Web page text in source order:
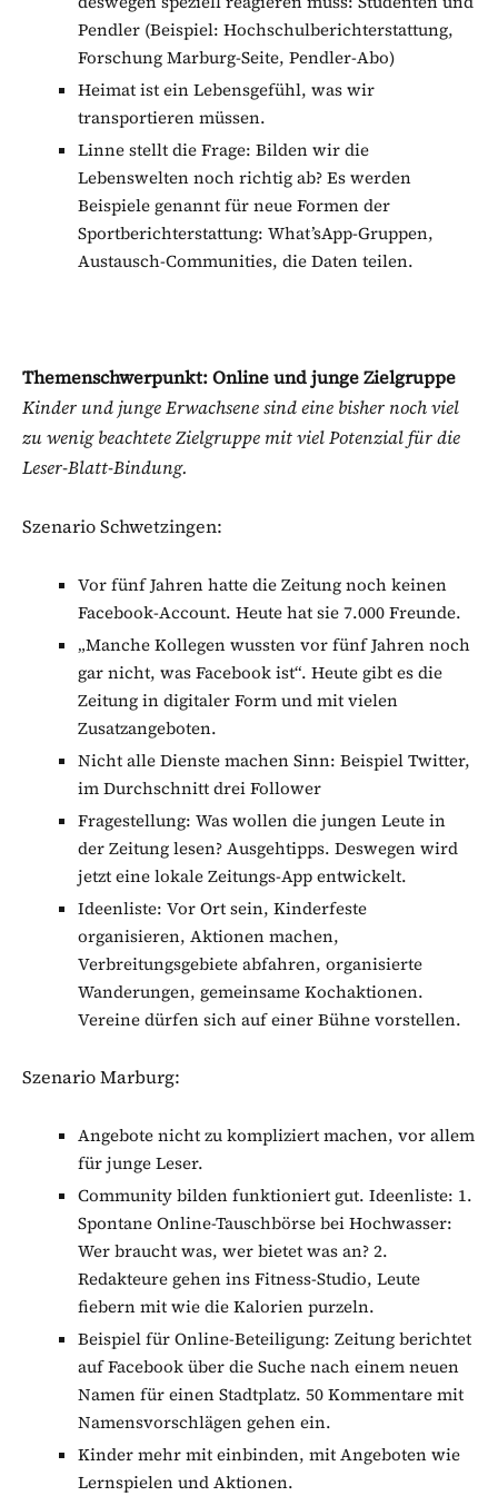
Pendler (Beispiel: Hochschulberichterstattung,
Forschung Marburg-Seite, Pendler-Abo)
Heimat ist ein Lebensgefühl, was wir
transportieren müssen.
Linne stellt die Frage: Bilden wir die
Lebenswelten noch richtig ab? Es werden
Beispiele genannt für neue Formen der
Sportberichterstattung: What’sApp-Gruppen,
Austausch-Communities, die Daten teilen.
Themenschwerpunkt: Online und junge Zielgruppe
Kinder und junge Erwachsene sind eine bisher noch viel
zu wenig beachtete Zielgruppe mit viel Potenzial für die
Leser-Blatt-Bindung.
Szenario Schwetzingen:
Vor fünf Jahren hatte die Zeitung noch keinen
Facebook-Account. Heute hat sie 7.000 Freunde.
„Manche Kollegen wussten vor fünf Jahren noch
gar nicht, was Facebook ist“. Heute gibt es die
Zeitung in digitaler Form und mit vielen
Zusatzangeboten.
Nicht alle Dienste machen Sinn: Beispiel Twitter,
im Durchschnitt drei Follower
Fragestellung: Was wollen die jungen Leute in
der Zeitung lesen? Ausgehtipps. Deswegen wird
jetzt eine lokale Zeitungs-App entwickelt.
Ideenliste: Vor Ort sein, Kinderfeste
organisieren, Aktionen machen,
Verbreitungsgebiete abfahren, organisierte
Wanderungen, gemeinsame Kochaktionen.
Vereine dürfen sich auf einer Bühne vorstellen.
Szenario Marburg:
Angebote nicht zu kompliziert machen, vor allem
für junge Leser.
Community bilden funktioniert gut. Ideenliste: 1.
Spontane Online-Tauschbörse bei Hochwasser:
Wer braucht was, wer bietet was an? 2.
Redakteure gehen ins Fitness-Studio, Leute
fiebern mit wie die Kalorien purzeln.
Beispiel für Online-Beteiligung: Zeitung berichtet
auf Facebook über die Suche nach einem neuen
Namen für einen Stadtplatz. 50 Kommentare mit
Namensvorschlägen gehen ein.
Kinder mehr mit einbinden, mit Angeboten wie
Lernspielen und Aktionen.